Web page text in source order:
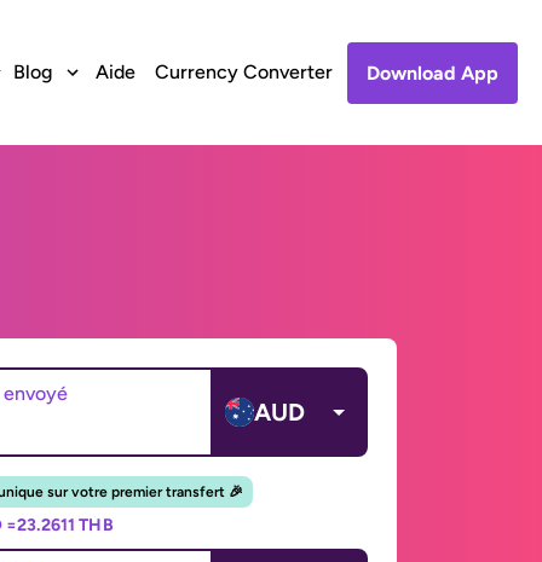
Blog Aide Currency Converter Download App
AUD
sur votre premier transfert 🎉
=23.2611 THB